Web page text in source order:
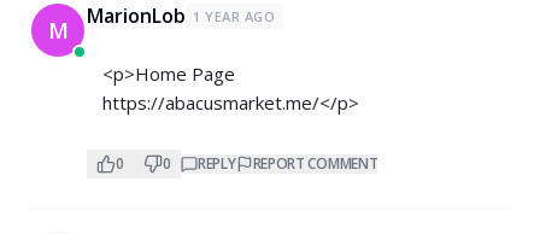
M MarionLob 1 YEAR AGO
<p>Home Page
https://abacusmarket.me/</p>
0 0 REPLY REPORT COMMENT